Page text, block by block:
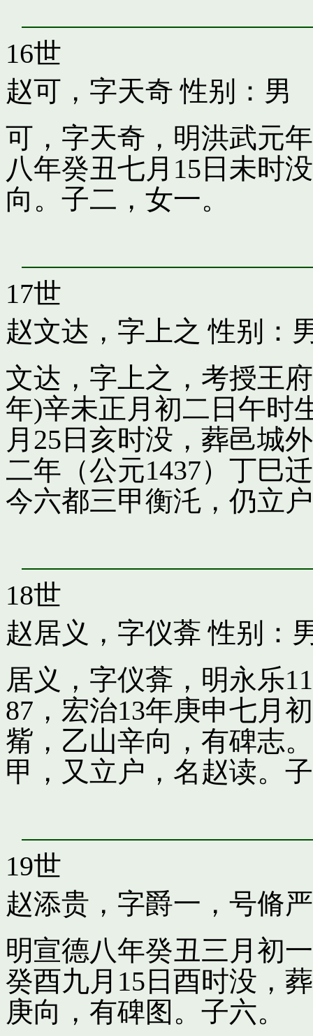
16世
赵可，字天奇 性别：男
可，字天奇，明洪武元
八年癸丑七月15日未时
向。子二，女一。
17世
赵文达，字上之 性别：
文达，字上之，考授王
年)辛未正月初二日午时
月25日亥时没，葬邑城
二年（公元1437）丁巳
今六都三甲衡汑，仍立
18世
赵居义，字仪葊 性别：
居义，字仪葊，明永乐
87，宏治13年庚申七月
觜，乙山辛向，有碑志
甲，又立户，名赵读。
19世
赵添贵，字爵一，号脩严
明宣德八年癸丑三月初
癸酉九月15日酉时没，
庚向，有碑图。子六。